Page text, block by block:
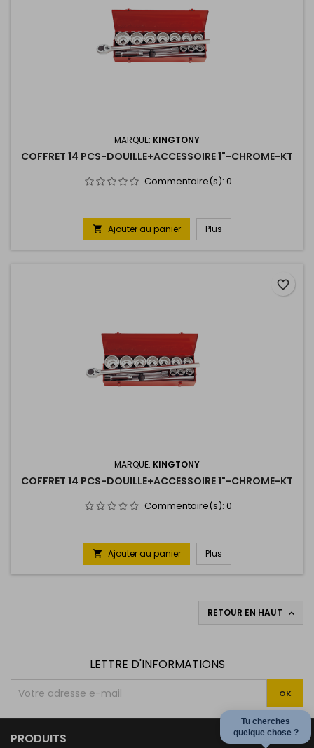
MARQUE: KINGTONY
COFFRET 14 PCS-DOUILLE+ACCESSOIRE 1"-CHROME-KT
Commentaire(s): 0
 Ajouter au panier Plus
MARQUE: KINGTONY
COFFRET 14 PCS-DOUILLE+ACCESSOIRE 1"-CHROME-KT
Commentaire(s): 0
 Ajouter au panier Plus
favorite_border
RETOUR EN HAUT 
LETTRE D'INFORMATIONS
PRODUITS 
Tu cherches
quelque chose ?